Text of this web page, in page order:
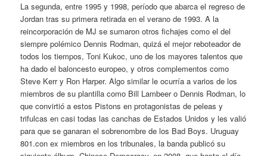
La segunda, entre 1995 y 1998, período que abarca el regreso de
Jordan tras su primera retirada en el verano de 1993. A la
reincorporación de MJ se sumaron otros fichajes como el del
siempre polémico Dennis Rodman, quizá el mejor reboteador de
todos los tiempos, Toni Kukoc, uno de los mayores talentos que
ha dado el baloncesto europeo, y otros complementos como
Steve Kerr y Ron Harper. Algo similar le ocurría a varios de los
miembros de su plantilla como Bill Lambeer o Dennis Rodman, lo
que convirtió a estos Pistons en protagonistas de peleas y
trifulcas en casi todas las canchas de Estados Unidos y les valió
para que se ganaran el sobrenombre de los Bad Boys. Uruguay
801.con ex miembros en los tribunales, la banda publicó su